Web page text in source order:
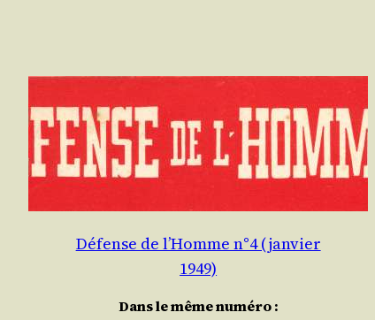
Défense de l’Homme n°4 (janvier
1949)
Dans le même numéro :